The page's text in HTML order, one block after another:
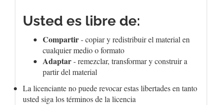
Usted es libre de:
Compartir- copiar y redistribuir el material en
cualquier medio o formato
Adaptar- remezclar, transformar y construir a
partir del material
La licenciante no puede revocar estas libertades en tanto
usted siga los términos de la licencia